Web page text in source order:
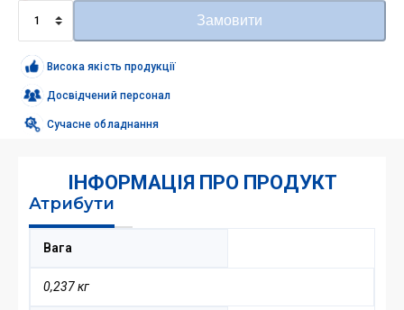
нар1/2"-
внутр.1"
кількість
Замовити
Висока якість продукції
Досвідчений персонал
Сучасне обладнання
ІНФОРМАЦІЯ ПРО ПРОДУКТ
Атрибути
Вага
0,237 кг